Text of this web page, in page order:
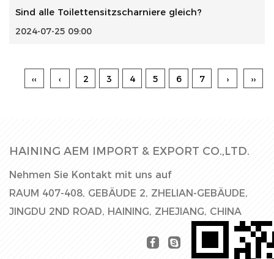
Sind alle Toilettensitzscharniere gleich?
2024-07-25 09:00
‹‹ ‹ 2 3 4 5 6 7 › ››
HAINING AEM IMPORT & EXPORT CO.,LTD.
Nehmen Sie Kontakt mit uns auf
RAUM 407-408, GEBÄUDE 2, ZHELIAN-GEBÄUDE,
JINGDU 2ND ROAD, HAINING, ZHEJIANG, CHINA